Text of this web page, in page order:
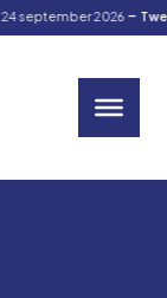
24 september 2026-